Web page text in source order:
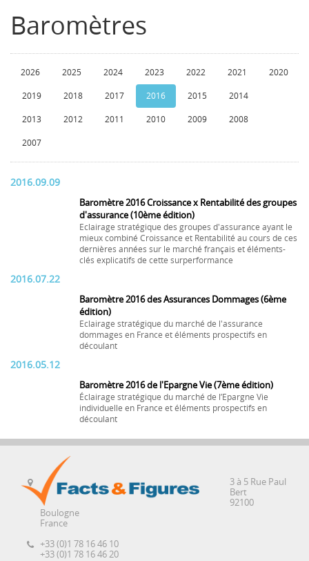
Baromètres
2026 2025 2024 2023 2022 2021 2020
2019 2018 2017 2016 2015 2014
2013 2012 2011 2010 2009 2008
2007
2016.09.09
Baromètre 2016 Croissance x Rentabilité des groupes
d'assurance (10ème édition)
Eclairage stratégique des groupes d'assurance ayant le
mieux combiné Croissance et Rentabilité au cours de ces
dernières années sur le marché français et éléments-
clés explicatifs de cette surperformance
2016.07.22
Baromètre 2016 des Assurances Dommages (6ème
édition)
Eclairage stratégique du marché de l'assurance
dommages en France et éléments prospectifs en
découlant
2016.05.12
Baromètre 2016 de l'Epargne Vie (7ème édition)
Éclairage stratégique du marché de l’Epargne Vie
individuelle en France et éléments prospectifs en
découlant
3 à 5 Rue Paul
Bert
92100
Boulogne
France
+33 (0)1 78 16 46 10
+33 (0)1 78 16 46 20